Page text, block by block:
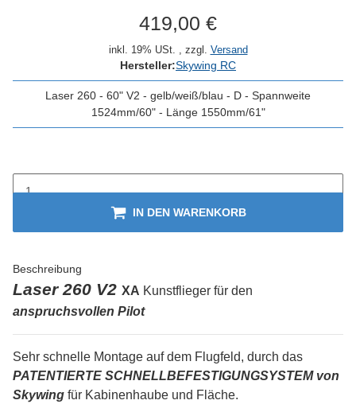
419,00 €
inkl. 19% USt. , zzgl. Versand
Hersteller:Skywing RC
Laser 260 - 60" V2 - gelb/weiß/blau - D - Spannweite
1524mm/60" - Länge 1550mm/61"
IN DEN WARENKORB
Beschreibung
Laser 260 V2 XA Kunstflieger für den
anspruchsvollen Pilot
Sehr schnelle Montage auf dem Flugfeld, durch das
PATENTIERTE SCHNELLBEFESTIGUNGSYSTEM von
Skywing für Kabinenhaube und Fläche.